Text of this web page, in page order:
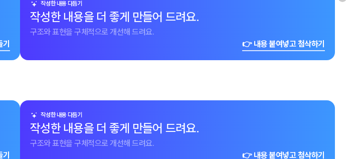
작성한 내용 다듬기
작성한 내용을 더 좋게 만들어 드려요.
구조와 표현을 구체적으로 개선해 드려요.
👉 내용 붙여넣고 첨삭하기
작성한 내용 다듬기
작성한 내용을 더 좋게 만들어 드려요.
구조와 표현을 구체적으로 개선해 드려요.
👉 내용 붙여넣고 첨삭하기